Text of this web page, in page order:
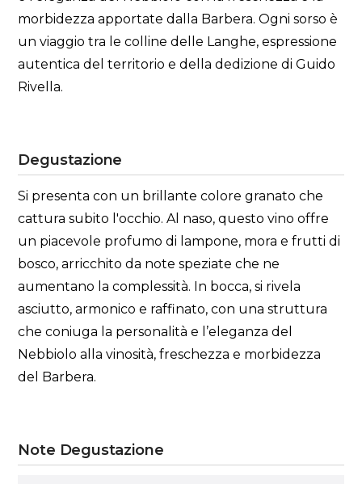
morbidezza apportate dalla Barbera. Ogni sorso è
un viaggio tra le colline delle Langhe, espressione
autentica del territorio e della dedizione di Guido
Rivella.
Degustazione
Si presenta con un brillante colore granato che
cattura subito l'occhio. Al naso, questo vino offre
un piacevole profumo di lampone, mora e frutti di
bosco, arricchito da note speziate che ne
aumentano la complessità. In bocca, si rivela
asciutto, armonico e raffinato, con una struttura
che coniuga la personalità e l’eleganza del
Nebbiolo alla vinosità, freschezza e morbidezza
del Barbera.
Note Degustazione